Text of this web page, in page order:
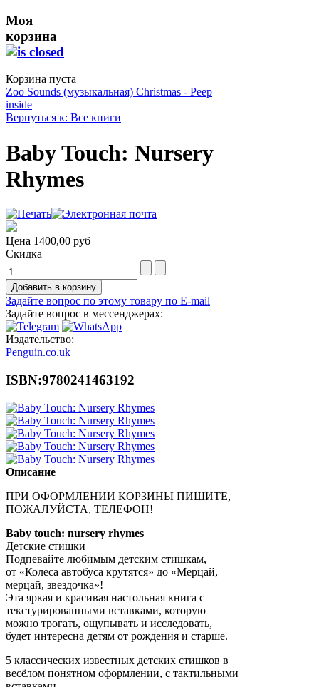
Моя
корзина
Корзина пуста
Zoo Sounds (музыкальная) Christmas - Peep
inside
Вернуться к: Все книги
Baby Touch: Nursery
Rhymes
Цена 1400,00 руб
Скидка
Задайте вопрос по этому товару по E-mail
Задайте вопрос в мессенджерах:
Издательство:
Penguin.co.uk
ISBN:9780241463192
Описание
ПРИ ОФОРМЛЕНИИ КОРЗИНЫ ПИШИТЕ,
ПОЖАЛУЙСТА, ТЕЛЕФОН!
Baby touch: nursery rhymes
Детские стишки
Подпевайте любимым детским стишкам,
от «Колеса автобуса крутятся» до «Мерцай,
мерцай, звездочка»!
Эта яркая и красивая настольная книга с
текстурированными вставками, которую
можно трогать, ощупывать и исследовать,
будет интересна детям от рождения и старше.
5 классических известных детских стишков в
весёлом понятном оформлении, с тактильными